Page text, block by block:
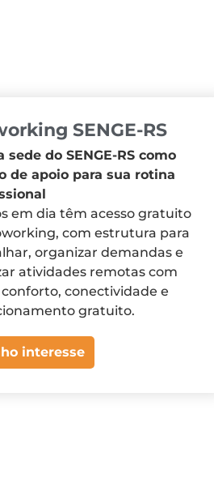
SENGE-RS
sede do SENGE-RS como
de apoio para sua rotina
em dia têm acesso gratuito
com estrutura para
organizar demandas e
atividades remotas com
conectividade e
gratuito.
interesse